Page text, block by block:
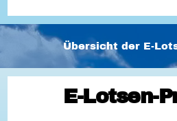
Übersicht der E-
E-Lotsen-